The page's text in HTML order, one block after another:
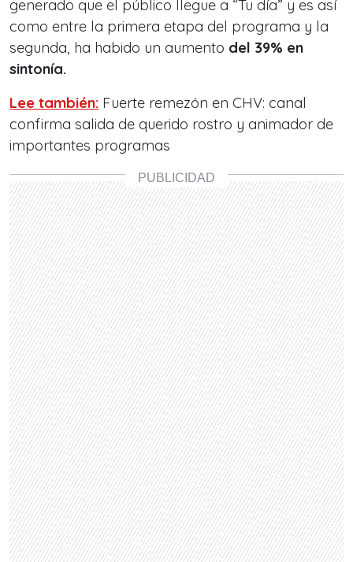
generado que el público llegue a “Tu día” y es así
como entre la primera etapa del programa y la
segunda, ha habido un aumento del 39% en
sintonía.
Lee también: Fuerte remezón en CHV: canal
confirma salida de querido rostro y animador de
importantes programas